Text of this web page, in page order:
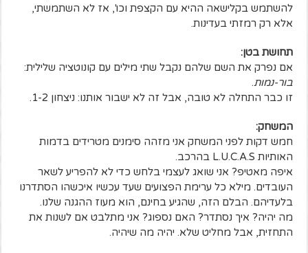
להשתמש בקלישאה ההיא עם הקצפת וכו', אז לא השתמשתי,
אלא רק רמזתי בעדינות.
תחושת בטן:
אם נפרק את השם שלהם נקבל שתי מילים עם קונוטציה שלילית:
בור-נמות.
זו כבר התחלה לא טובה, אבל זה לא ישבור אותנו: ניצחון 1-2.
המשחק:
חמש דקות לפני המשחק אני מזהה סימנים מטרידים בדמות
האותיות L.U.C.A.S בהרכב.
איפה מאטיפ? אני שואג לעצמי בלחש כדי לא להפריע לשאר
העובדים. מילא כל ערימת הפצועים שעד עכשיו איכשהו הסתדרנו
בלעדיהם. הבלם הזה, שהגיע בחינם, הוא מעוז ההגנה שלנו.
מה יהיה? איך נסתדר? האם נספוג? אני מתלבט אם לשנות את
התחזית, אבל מחליט שלא. יהיה מה שיהיה.